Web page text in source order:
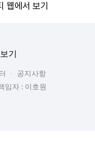
웹에서 보기
기
공지사항
임자 : 이호원